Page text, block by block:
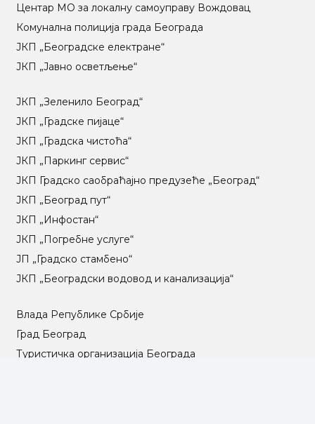
Центар МO за локалну самоуправу Вождовац
Комунална полиција града Београда
ЈКП „Београдске електране“
ЈКП „Јавно осветљење“
ЈКП „Зеленило Београд“
ЈКП „Градске пијаце“
ЈКП „Градска чистоћа“
ЈКП „Паркинг сервис“
ЈКП Градско саобраћајно предузеће „Београд“
ЈКП „Београд пут“
ЈКП „Инфостан“
ЈКП „Погребне услуге“
ЈП „Градско стамбено“
ЈКП „Београдски водовод и канализација“
Влада Републике Србије
Град Београд
Туристичка организација Београда